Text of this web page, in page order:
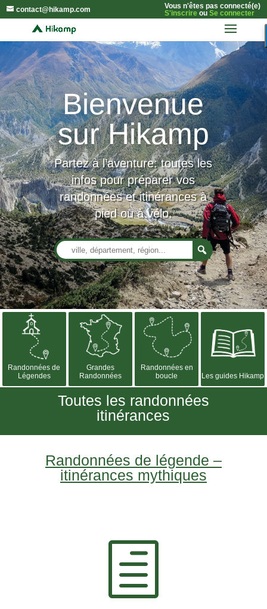
contact@hikamp.com
Vous n'êtes pas connecté(e)
S'inscrireou Se connecter
Bienvenue
sur Hikamp
Partez à l’aventure: toutes les
infos pour préparer vos
randonnées et itinérances à
pied ou à vélo.
Randonnées de
Légendes
Grandes
Randonnées
Randonnées en
boucle
Les guides Hikamp
Toutes les randonnées
itinérances
Randonnées de légende –
itinérances mythiques
h